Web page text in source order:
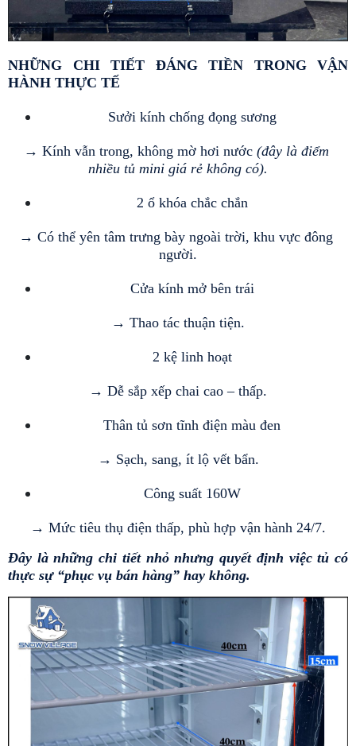
NHỮNG CHI TIẾT ĐÁNG TIỀN TRONG VẬN
HÀNH THỰC TẾ
Sưởi kính chống đọng sương
→ Kính vẫn trong, không mờ hơi nước (đây là điểm
nhiều tủ mini giá rẻ không có).
2 ổ khóa chắc chắn
→ Có thể yên tâm trưng bày ngoài trời, khu vực đông
người.
Cửa kính mở bên trái
→ Thao tác thuận tiện.
2 kệ linh hoạt
→ Dễ sắp xếp chai cao – thấp.
Thân tủ sơn tĩnh điện màu đen
→ Sạch, sang, ít lộ vết bẩn.
Công suất 160W
→ Mức tiêu thụ điện thấp, phù hợp vận hành 24/7.
Đây là những chi tiết nhỏ nhưng quyết định việc tủ có
thực sự “phục vụ bán hàng” hay không.